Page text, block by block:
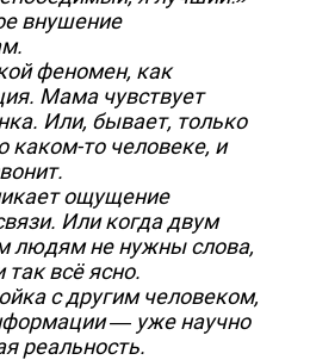
внушение
феномен, как
Мама чувствует
Или, бывает, только
каком-то человеке, и
ощущение
Или когда двум
людям не нужны слова,
так всё ясно.
с другим человеком,
— уже научно
реальность.